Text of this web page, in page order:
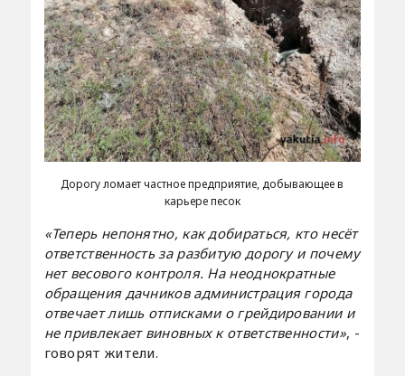
Дорогу ломает частное предприятие, добывающее в
карьере песок
«Теперь непонятно, как добираться, кто несёт
ответственность за разбитую дорогу и почему
нет весового контроля. На неоднократные
обращения дачников администрация города
отвечает лишь отписками о грейдировании и
не привлекает виновных к ответственности», -
говорят жители.